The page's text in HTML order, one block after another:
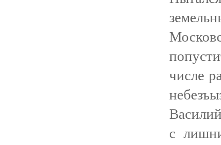
числе
с